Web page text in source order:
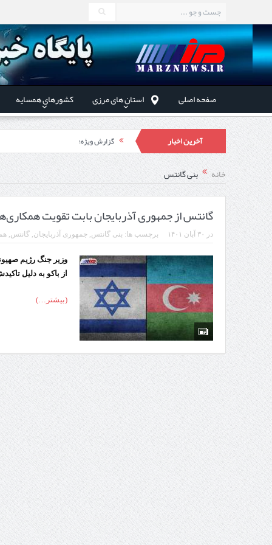
صفحه اصلی استان های مرزی کشورهای همسایه
آخرین اخبار گزارش ویژه؛
طرز تهیه خورش خلال کرمانشاهی +نکات
استاندار اردبیل در دیدار
راه‌اندازی کامل منطقه
خانه بنی گانتس
گانتس از جمهوری آذربایجان بابت تقویت
در ۳۰ آبان ۱۴۰۱ برچسب ها: بنی گانتس,جمهوری آذربایجان,گانتس,
وزیر جنگ رژیم
از باکو به دلیل
(بیشتر…)